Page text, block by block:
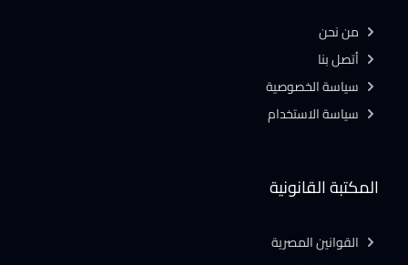
المكتبة القانونية
القوانين المصرية
من نحن
أتصل بنا
سياسة الخصوصية
سياسة الاستخدام